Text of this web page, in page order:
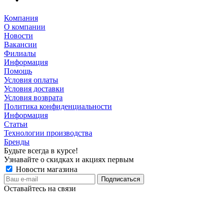
Компания
О компании
Новости
Вакансии
Филиалы
Информация
Помощь
Условия оплаты
Условия доставки
Условия возврата
Политика конфиденциальности
Информация
Статьи
Технологии производства
Бренды
Будьте всегда в курсе!
Узнавайте о скидках и акциях первым
Новости магазина
Оставайтесь на связи